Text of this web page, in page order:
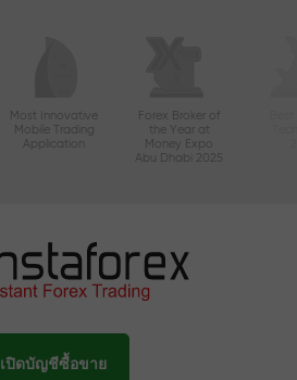
Most Innovative
Mobile Trading
Application
Forex Broker of
the Year at
Money Expo
Abu Dhabi 2025
เปิดบัญชีซื้อขาย